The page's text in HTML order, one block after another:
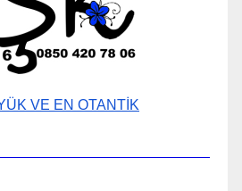
VE EN OTANTİK